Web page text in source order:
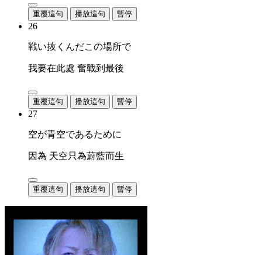
重覆這句 播放這句 暫停
26
戦い抜くんだこの場所で
我要在此處 奮戰到最後
重覆這句 播放這句 暫停
27
空が青空であるために
因為 天空只為蔚藍而生
重覆這句 播放這句 暫停